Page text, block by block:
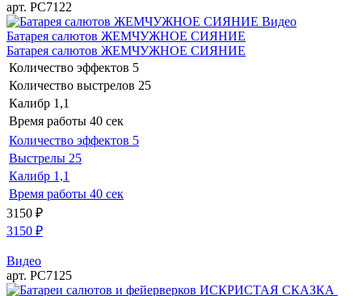
арт. РС7122
Видео
Батарея салютов ЖЕМЧУЖНОЕ СИЯНИЕ
Батарея салютов ЖЕМЧУЖНОЕ СИЯНИЕ
Количество эффектов 5
Количество выстрелов 25
Калибр 1,1
Время работы 40 сек
Количество эффектов 5
Выстрелы 25
Калибр 1,1
Время работы 40 сек
3150 ₽
3150 ₽
Видео
арт. РС7125